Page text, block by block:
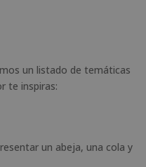
un listado de temáticas
te inspiras:
un abeja, una cola y